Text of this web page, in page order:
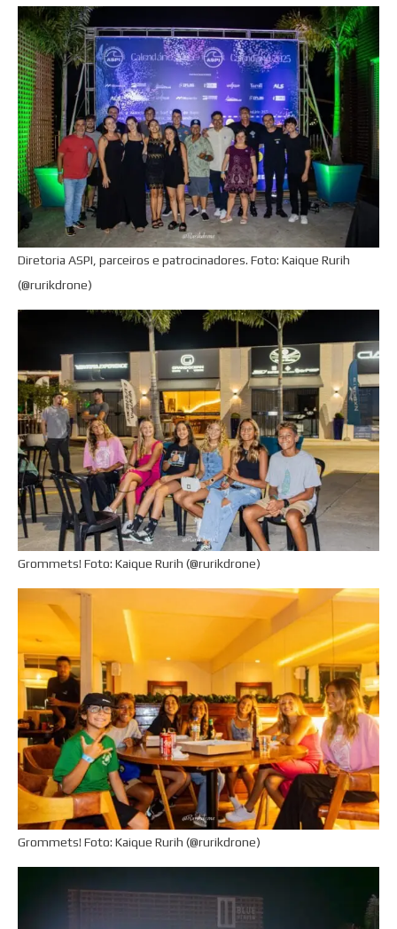
Diretoria ASPI, parceiros e patrocinadores. Foto: Kaique Rurih
(@rurikdrone)
Grommets! Foto: Kaique Rurih (@rurikdrone)
Grommets! Foto: Kaique Rurih (@rurikdrone)